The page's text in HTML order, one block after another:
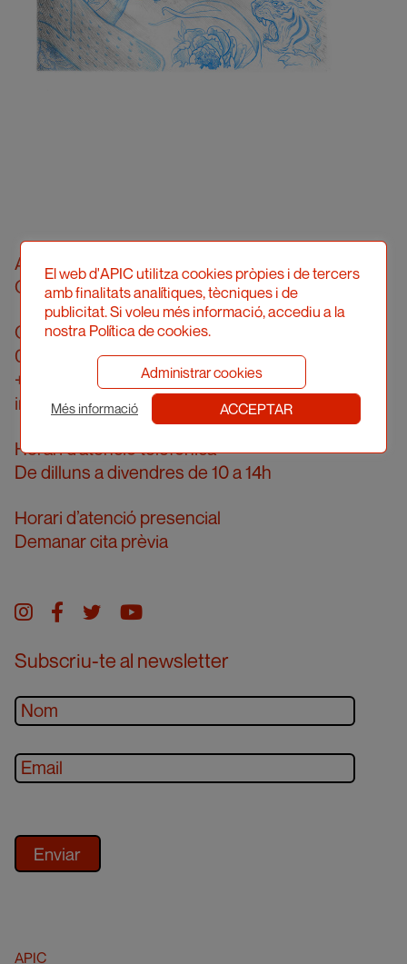
Associació Professional d’Il·lustradors de
Catalunya
Carrer Londres, 96, pral. 2a
08036 Barcelona
+34 934 161 474
info@apic.cat
Horari d’atenció telefònica
De dilluns a divendres de 10 a 14h
Horari d’atenció presencial
Demanar cita prèvia
Instagram
facebook
twitteryoutube
Subscriu-te al newsletter
APIC
El web d'APIC utilitza cookies pròpies i de tercers
amb finalitats analítiques, tècniques i de
publicitat. Si voleu més informació, accediu a la
nostra Política de cookies.
Administrar cookies
Més informació ACCEPTAR